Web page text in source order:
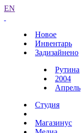
EN
Новое
Инвентарь
Задизайнено
Рутина
2004
Апрель
Студия
Магазинус